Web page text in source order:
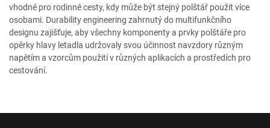
vhodné pro rodinné cesty, kdy může být stejný polštář použit více
osobami. Durability engineering zahrnutý do multifunkčního
designu zajišťuje, aby všechny komponenty a prvky polštáře pro
opěrky hlavy letadla udržovaly svou účinnost navzdory různým
napětím a vzorcům použití v různých aplikacích a prostředích pro
cestování.